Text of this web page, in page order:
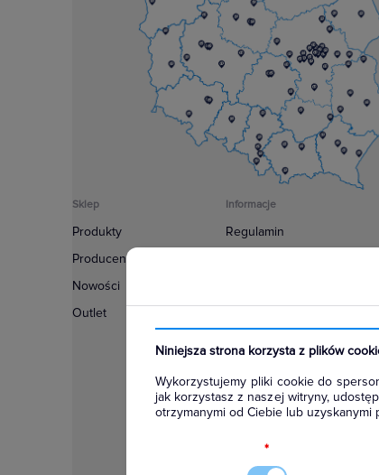
Niniejsza strona korzysta z plików
Wykorzystujemy pliki cookie do
jak korzystasz z naszej witryny,
otrzymanymi od Ciebie lub uzyskanymi
*
Sklep
Produkty
Producenci
Nowości
Outlet
Informacje
Regulamin
Konfiguratory
Najczęściej zadawane